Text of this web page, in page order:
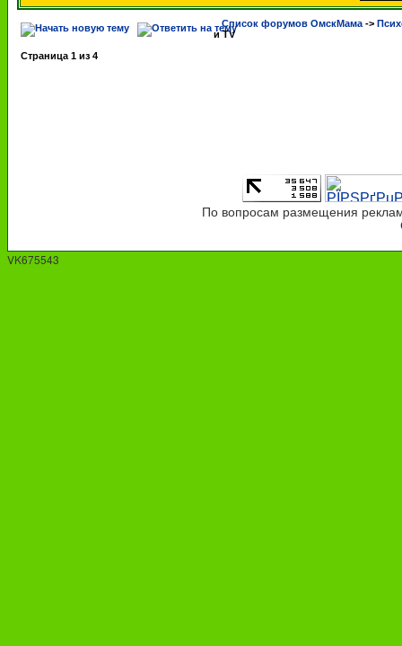
Список форумов ОмскМама ->
и TV
Страница 1 из 4
По вопросам размещения
VK675543